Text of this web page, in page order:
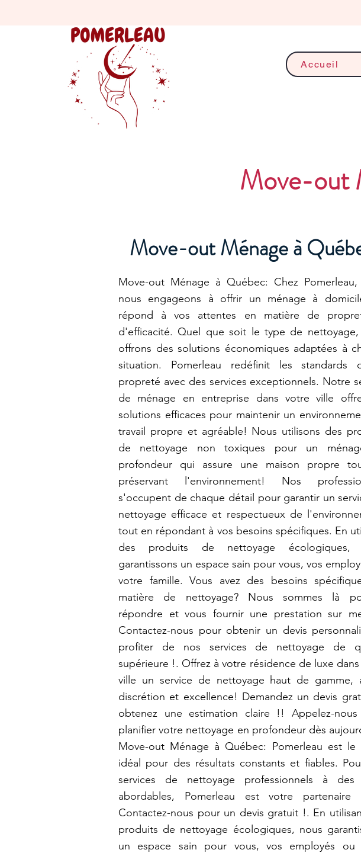
Accueil
Move-out
Move-out Ménage à
Move-out Ménage à Québec: Chez Pomerleau,
nous engageons à offrir un ménage à
répond à vos attentes en matière de
d'efficacité. Quel que soit le type de nettoyage,
offrons des solutions économiques adaptées à
situation. Pomerleau redéfinit les standards
propreté avec des services exceptionnels. Notre
de ménage en entreprise dans votre ville
solutions efficaces pour maintenir un
travail propre et agréable! Nous utilisons des
de nettoyage non toxiques pour un
profondeur qui assure une maison propre
préservant l'environnement! Nos
s'occupent de chaque détail pour garantir un
nettoyage efficace et respectueux de
tout en répondant à vos besoins spécifiques. En
des produits de nettoyage écologiques,
garantissons un espace sain pour vous, vos
votre famille. Vous avez des besoins
matière de nettoyage? Nous sommes là
répondre et vous fournir une prestation sur
Contactez-nous pour obtenir un devis
profiter de nos services de nettoyage de
supérieure !. Offrez à votre résidence de luxe
ville un service de nettoyage haut de gamme,
discrétion et excellence! Demandez un devis
obtenez une estimation claire !! Appelez-
planifier votre nettoyage en profondeur dès
Move-out Ménage à Québec: Pomerleau est le
idéal pour des résultats constants et fiables.
services de nettoyage professionnels à des
abordables, Pomerleau est votre partenaire
Contactez-nous pour un devis gratuit !. En
produits de nettoyage écologiques, nous
un espace sain pour vous, vos employés ou